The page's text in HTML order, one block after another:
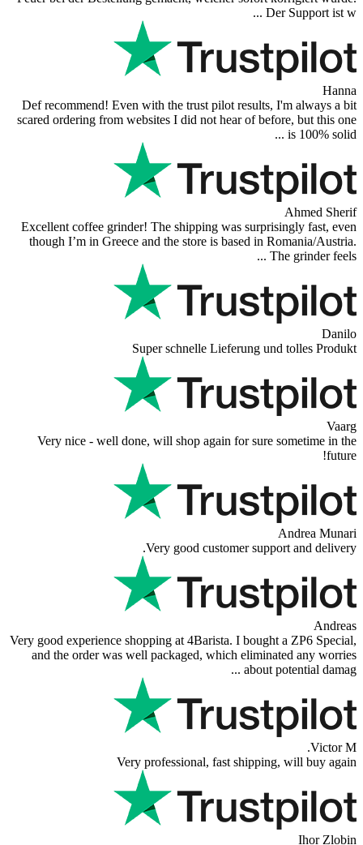
Def recommend! Even with the trust
scared ordering from websites I did not
Excellent coffee grinder! The shipping
though I’m in Greece and the store is
Super schnelle
Very nice - well done, will shop
Very good
Very good experience shopping at
and the order was well packaged,
Very professional,